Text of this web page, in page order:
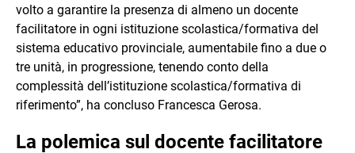
volto a garantire la presenza di almeno un docente
facilitatore in ogni istituzione scolastica/formativa del
sistema educativo provinciale, aumentabile fino a due o
tre unità, in progressione, tenendo conto della
complessità dell’istituzione scolastica/formativa di
riferimento”, ha concluso Francesca Gerosa.
La polemica sul docente facilitatore